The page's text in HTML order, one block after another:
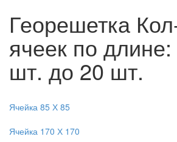
Георешетка
ячеек по длине:
шт. до 20 шт.
Ячейка 85 Х 85
Ячейка 170 Х 170